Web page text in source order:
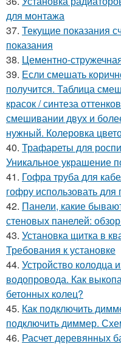
для монтажа
37. Текущие показания
показания
38. Цементно-
39. Если смешать
получится. Таблица
красок / синтеза
смешивании двух и
нужный. Колеровка
40. Трафареты для
Уникальное украшение
41. Гофра труба для
гофру использовать
42. Панели, какие
стеновых панелей:
43. Установка щитка в
Требования к установке
44. Устройство колодца
водопровода. Как
бетонных колец?
45. Как подключить
подключить диммер.
46. Расчет деревянных